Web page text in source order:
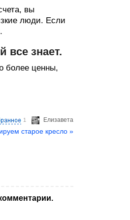
вы
люди. Если
все знает.
более ценны,
Елизаветa
1
старое кресло »